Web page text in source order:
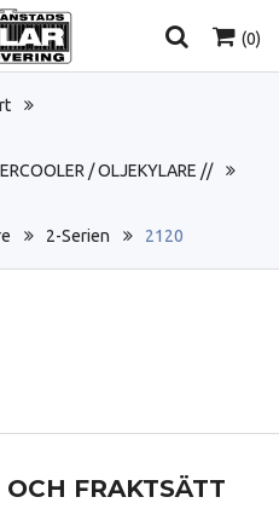
(0)
/ OLJEKYLARE //
2-Serien 2120
FRAKTSÄTT